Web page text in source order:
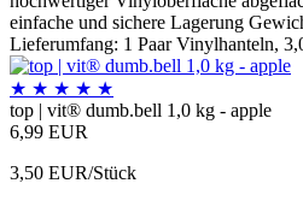
einfache und sichere Lagerung
Lieferumfang: 1 Paar Vinylhanteln,
★ ★ ★ ★ ★
top | vit® dumb.bell 1,0 kg - apple
6,99 EUR
3,50 EUR/Stück